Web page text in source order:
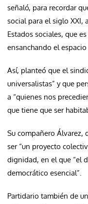
señaló, para recordar
social para el siglo XXI,
Estados sociales, que
ensanchando el
Así, planteó que el
universalistas” y que
a “quienes nos
que tiene que ser
Su compañero Álvarez,
ser “un proyecto
dignidad, en el que “el
democrático esencial”.
Partidario también de